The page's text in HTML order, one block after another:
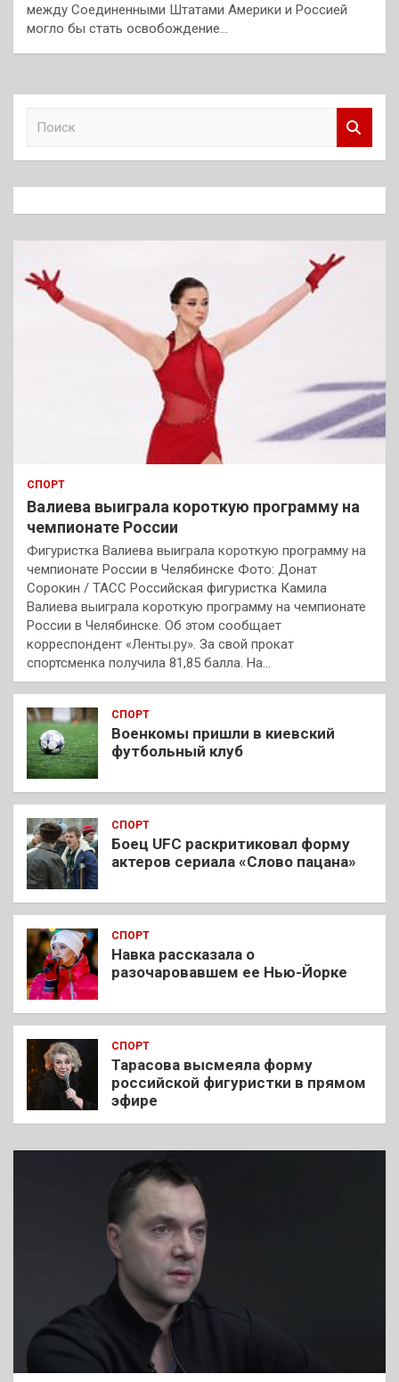
между Соединенными Штатами Америки и Россией
могло бы стать освобождение…
к
СПОРТ
Валиева выиграла короткую программу на
чемпионате России
Фигуристка Валиева выиграла короткую программу на
чемпионате России в Челябинске Фото: Донат
Сорокин / ТАСС Российская фигуристка Камила
Валиева выиграла короткую программу на чемпионате
России в Челябинске. Об этом сообщает
корреспондент «Ленты.ру». За свой прокат
спортсменка получила 81,85 балла. На…
СПОРТ
Военкомы пришли в киевский
футбольный клуб
СПОРТ
Боец UFC раскритиковал форму
актеров сериала «Слово пацана»
СПОРТ
Навка рассказала о
разочаровавшем ее Нью-Йорке
СПОРТ
Тарасова высмеяла форму
российской фигуристки в прямом
эфире